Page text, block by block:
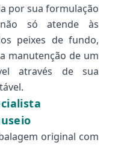
por sua formulação
só atende às
peixes de fundo,
manutenção de um
através de sua
original com